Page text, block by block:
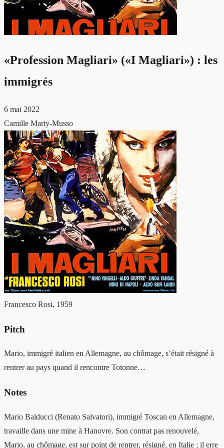
«Profession Magliari» («I Magliari») : les
immigrés
6 mai 2022
Camille Marty-Musso
Francesco Rosi, 1959
Pitch
Mario, immigré italien en Allemagne, au chômage, s’était résigné à
rentrer au pays quand il rencontre Totonne…
Notes
Mario Balducci (Renato Salvatori), immigré Toscan en Allemagne,
travaille dans une mine à Hanovre. Son contrat pas renouvelé,
Mario, au chômage, est sur point de rentrer, résigné, en Italie ; il erre